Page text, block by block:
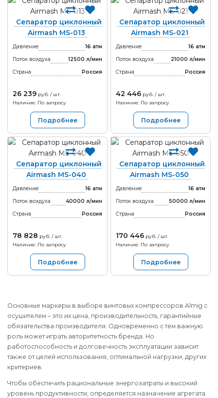
Сепаратор циклонный
Airmash MS-013
Давление
16 атм
Поток воздуха
12500 л/мин
Страна
Россия
26 239 руб. / шт.
Наличие: По запросу
Подробнее
Сепаратор циклонный
Airmash MS-021
Давление
16 атм
Поток воздуха
21000 л/мин
Страна
Россия
42 446 руб. / шт.
Наличие: По запросу
Подробнее
Сепаратор циклонный
Airmash MS-040
Давление
16 атм
Поток воздуха
40000 л/мин
Страна
Россия
78 828 руб. / шт.
Наличие: По запросу
Подробнее
Сепаратор циклонный
Airmash MS-050
Давление
16 атм
Поток воздуха
50000 л/мин
Страна
Россия
170 446 руб. / шт.
Наличие: По запросу
Подробнее
Основные маркеры в выборе винтовых компрессоров Almig с
осушителем – это их цена, производительность, гарантийные
обязательства производителя. Одновременно с тем важную
роль может играть авторитетность бренда. Но
работоспособность и долговечность эксплуатации зависит
также от целей использования, оптимальной нагрузки, других
критериев.
Чтобы обеспечить рациональные энергозатраты и высокий
уровень продуктивности, определяется назначение агрегата.